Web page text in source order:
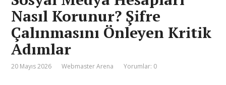
Nasıl Korunur? Şifre
Çalınmasını Önleyen Kritik
Adımlar
20 Mayıs 2026 Webmaster Arena Yorumlar: 0